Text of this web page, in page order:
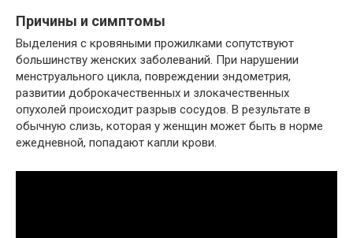
Причины и симптомы
Выделения с кровяными прожилками сопутствуют
большинству женских заболеваний. При нарушении
менструального цикла, повреждении эндометрия,
развитии доброкачественных и злокачественных
опухолей происходит разрыв сосудов. В результате в
обычную слизь, которая у женщин может быть в норме
ежедневной, попадают капли крови.